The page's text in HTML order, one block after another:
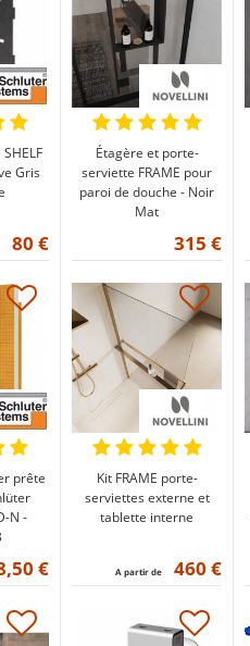
Gris
80 €
Étagère et porte-
serviette FRAME pour
paroi de douche - Noir
Mat
315 €
prête
N -
€
Kit FRAME porte-
serviettes externe et
tablette interne
A partir de 460 €